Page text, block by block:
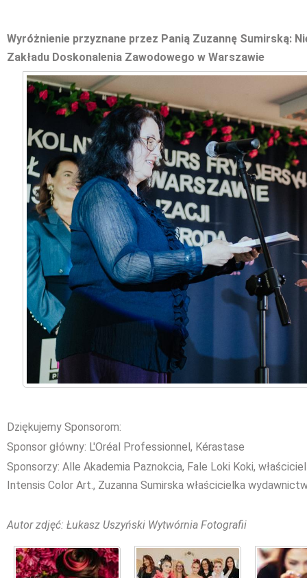
Wyróżnienie przyznane przez Panią Zuzannę Sumirską:
Zakładu Doskonalenia Zawodowego w Warszawie
Dziękujemy Sponsorom:
Sponsor główny: L'Oréal Professionnel, Kérastase
Sponsorzy: Alle Akademia Paznokcia, Fale Loki Koki,
Intensis Color Art., Zuzanna Sumirska właścicielka
Autor zdjęć: Łukasz Uszyński Wytwórnia Fotografii